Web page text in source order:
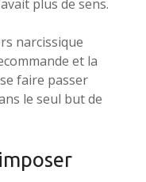
plus de sens.
narcissique
et la
faire passer
le seul but de